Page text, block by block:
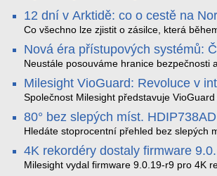
12 dní v Arktidě: co o cestě na
data ze SMARTBOX 2 MAX
Co všechno lze zjistit o zásilce, která
projede Arktidou? SMARTBOX 2 MAX
Tromsø přes Lofoty, Kirunu a finské
Nordkapp. Bez jediného dobití, v mrazu až
otřesy i náklon. Výsledkem není jen čára
podrobný datový příběh celé cesty.
Nová éra přístupových systémů:
Signo
Neustále posouváme hranice bezpečnosti
v oblasti kontroly přístupu – moderní a
čtečky HID Signo.
Milesight VioGuard: Revoluce v
detekci dopravních přestupků
Společnost Milesight představuje VioGuard
dopravních přestupků. Tento systém,
sofistikovanými algoritmy umělé inteligence
tak, aby poskytoval komplexní nástroje pro
dopravních předpisů, zvyšoval bezpečnost
optimalizoval plynulost dopravy v
80° bez slepých míst.
streamuje na YouTube – bez PC.
Hledáte stoprocentní přehled bez slepých
panoramatická kamera HDIP738ADB
4MP senzorů SONY do jednoho čistého
zkreslení. K tomu přidává AI detekci osob
4K rekordéry dostaly firmware
které musíte vědět.
Milesight vydal firmware 9.0.19-r9 pro 4K